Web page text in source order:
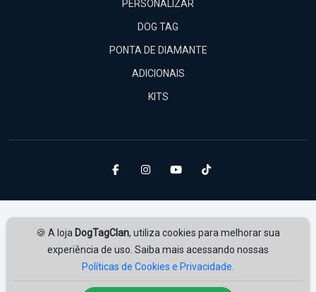
🍪 A loja DogTagClan, utiliza cookies para melhorar sua
experiência de uso. Saiba mais acessando nossas
Políticas de Cookies e Privacidade.
PERSONALIZAR
DOG TAG
PONTA DE DIAMANTE
ADICIONAIS
KITS
Desenvolvido porAmplie Soluções
ampliesolucoes.com.br